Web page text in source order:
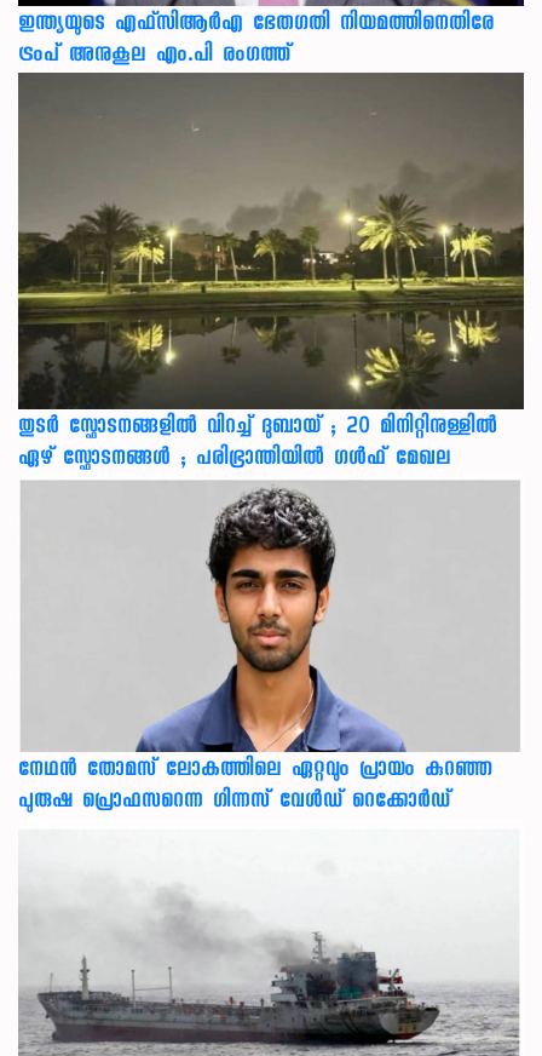
ഇന്ത്യയുടെ എഫ്‌സിആര്‍എ ഭേതഗതി നിയമത്തിനെതിരേ
ട്രംപ് അനുകൂല എം.പി രംഗത്ത്
തുടർ സ്ഫോടനങ്ങളിൽ വിറച്ച് ദുബായ് ; 20 മിനിറ്റിനുള്ളിൽ
ഏഴ് സ്ഫോടനങ്ങൾ ; പരിഭ്രാന്തിയിൽ ഗൾഫ് മേഖല
നേഥന്‍ തോമസ് ലോകത്തിലെ ഏറ്റവും പ്രായം കുറഞ്ഞ
പുരുഷ പ്രൊഫസറെന്ന ഗിന്നസ് വേള്‍ഡ് റെക്കോര്‍ഡ്